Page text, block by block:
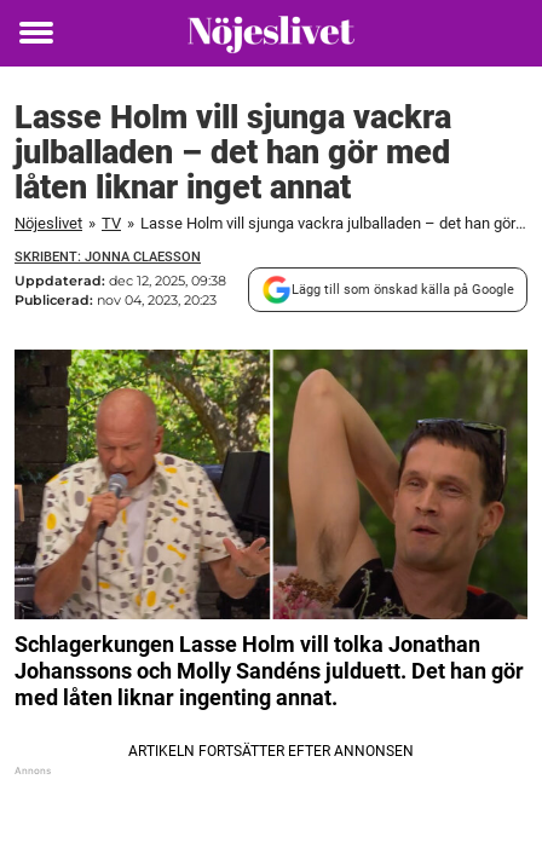
Toggle
Lasse Holm vill sjunga vackra
julballaden – det han gör med
låten liknar inget annat
Nöjeslivet » TV » Lasse Holm vill sjunga vackra julballaden – det han gör med låten liknar inget annat
SKRIBENT: JONNA CLAESSON
Uppdaterad: dec 12, 2025, 09:38
Publicerad: nov 04, 2023, 20:23
Lägg till som önskad källa på Google
Schlagerkungen Lasse Holm vill tolka Jonathan
Johanssons och Molly Sandéns julduett. Det han gör
med låten liknar ingenting annat.